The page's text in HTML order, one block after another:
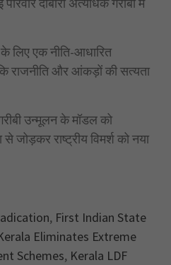
लिए एक नीति-आधारित
राजनीति और आंकड़ों की सत्यता
उन्मूलन के मॉडल को
जोड़कर राष्ट्रीय विमर्श को नया
, First Indian State
Eliminates Extreme
Schemes, Kerala LDF